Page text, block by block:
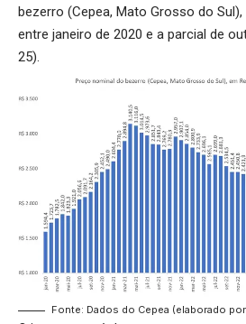
bezerro (Cepea, Mato Grosso do
entre janeiro de 2020 e a parcial de
25).
Fonte: Dados do Cepea (elaborado